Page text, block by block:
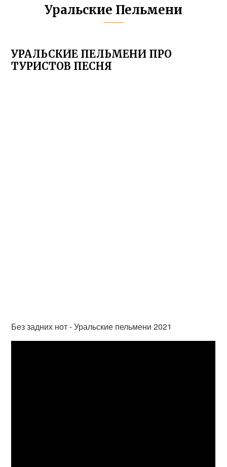
Уральские Пельмени
УРАЛЬСКИЕ ПЕЛЬМЕНИ ПРО
ТУРИСТОВ ПЕСНЯ
Без задних нот - Уральские пельмени 2021